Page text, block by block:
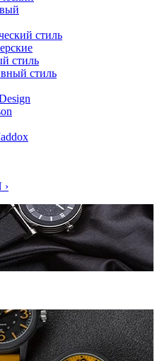
стиль
стиль
стиль
›